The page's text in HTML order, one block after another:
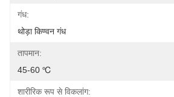
गंध:
थोड़ा किण्वन गंध
तापमान:
45-60 ℃
शारीरिक रूप से विकलांग: